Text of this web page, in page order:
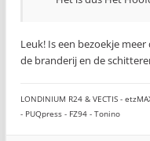
Leuk! Is een bezoekje
de branderij en de
LONDINIUM R24 & VECTIS -
- PUQpress - FZ94 - Tonino